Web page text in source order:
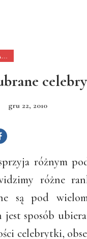
gru 22, 2010
różnym
różne
są pod
jest sposób
celebrytki,